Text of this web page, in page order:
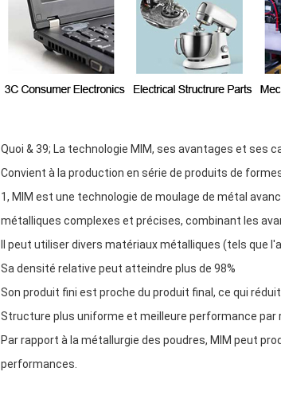
Quoi & 39; La technologie MIM, ses avantages et ses
Convient à la production en série de produits de
1, MIM est une technologie de moulage de métal
métalliques complexes et précises, combinant les
Il peut utiliser divers matériaux métalliques (tels que
Sa densité relative peut atteindre plus de 98%
Son produit fini est proche du produit final, ce qui
Structure plus uniforme et meilleure performance par
Par rapport à la métallurgie des poudres, MIM peut
performances.